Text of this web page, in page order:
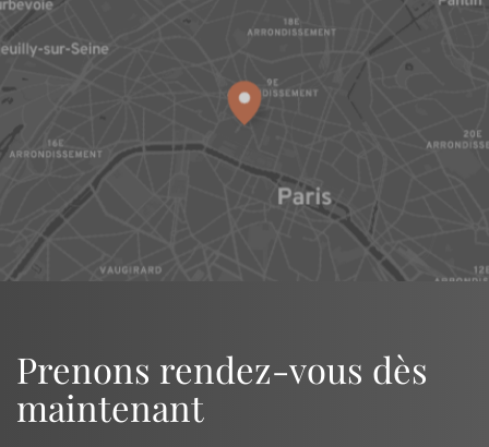
OpenStreetMap
Prenons rendez-vous dès
maintenant